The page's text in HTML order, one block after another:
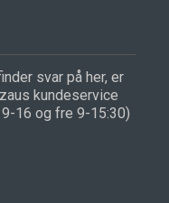
svar på her, er
kundeservice
16 og fre 9-15:30)